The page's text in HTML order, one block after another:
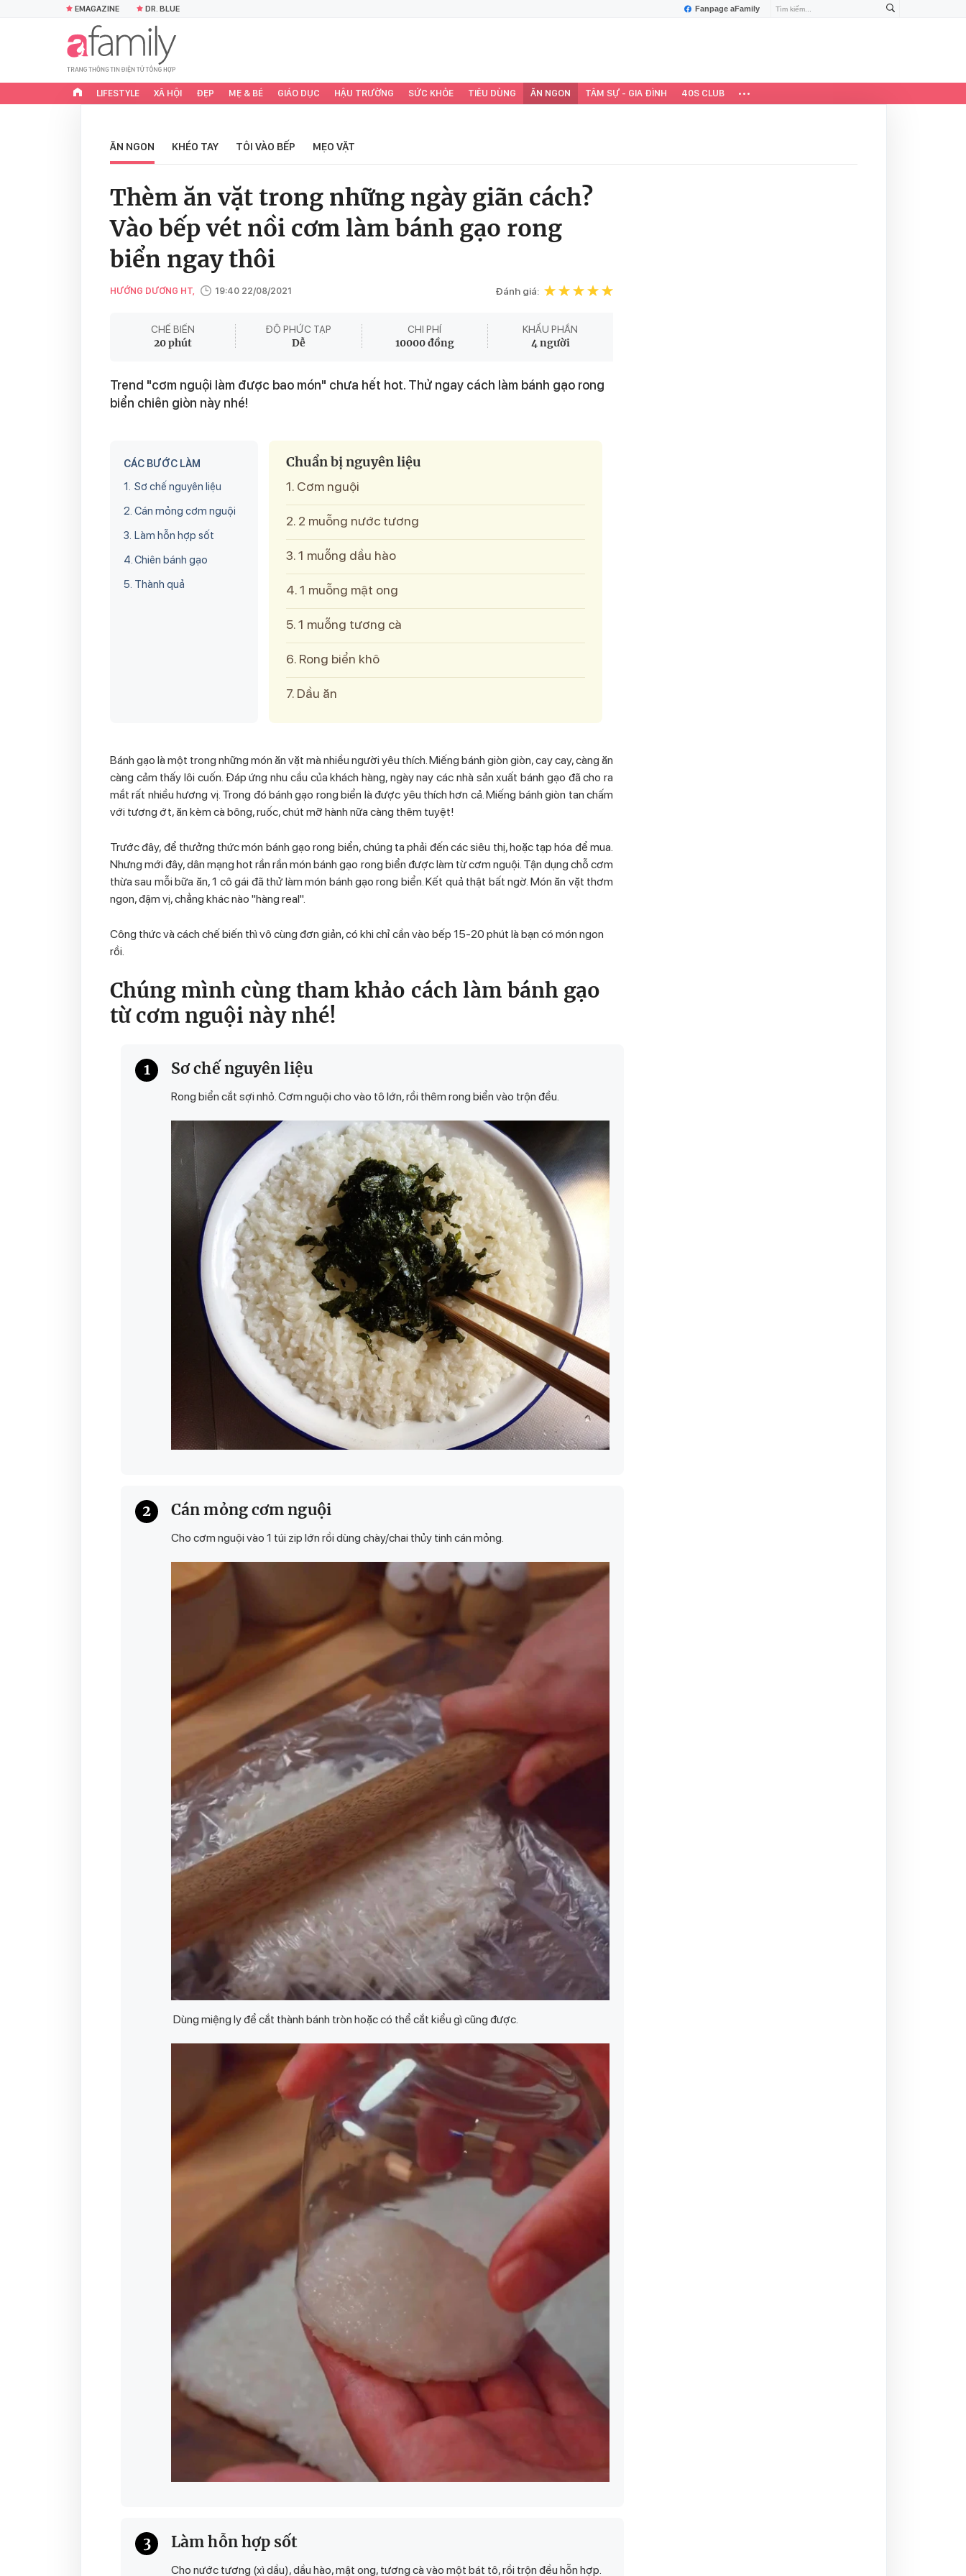
Fanpage aFamily
EMAGAZINE DR. BLUE
LIFESTYLE XÃ HỘI ĐẸP MẸ & BÉ GIÁO DỤC HẬU TRƯỜNG SỨC KHỎE TIÊU DÙNG ĂN NGON TÂM SỰ - GIA ĐÌNH 40S CLUB
ĂN NGON KHÉO TAY TÔI VÀO BẾP MẸO VẶT
Thèm ăn vặt trong những ngày giãn cách?
Vào bếp vét nồi cơm làm bánh gạo rong
biển ngay thôi
HƯỚNG DƯƠNG HT, 19:40 22/08/2021 Đánh giá:
CHẾ BIẾN
20 phút
ĐỘ PHỨC TẠP
Dễ
CHI PHÍ
10000 đồng
KHẨU PHẦN
4 người
Trend "cơm nguội làm được bao món" chưa hết hot. Thử ngay cách làm bánh gạo rong
biển chiên giòn này nhé!
CÁC BƯỚC LÀM
1. Sơ chế nguyên liệu
2. Cán mỏng cơm nguội
3. Làm hỗn hợp sốt
4.Chiên bánh gạo
5. Thành quả
Chuẩn bị nguyên liệu
1. Cơm nguội
2. 2 muỗng nước tương
3. 1 muỗng dầu hào
4. 1 muỗng mật ong
5. 1 muỗng tương cà
6. Rong biển khô
7. Dầu ăn
Bánh gạo là một trong những món ăn vặt mà nhiều người yêu thích. Miếng bánh giòn giòn, cay cay, càng ăn
càng cảm thấy lôi cuốn. Đáp ứng nhu cầu của khách hàng, ngày nay các nhà sản xuất bánh gạo đã cho ra
mắt rất nhiều hương vị. Trong đó bánh gạo rong biển là được yêu thích hơn cả. Miếng bánh giòn tan chấm
với tương ớt, ăn kèm cà bông, ruốc, chút mỡ hành nữa càng thêm tuyệt!
Trước đây, để thưởng thức món bánh gạo rong biển, chúng ta phải đến các siêu thị, hoặc tạp hóa để mua.
Nhưng mới đây, dân mạng hot rần rần món bánh gạo rong biển được làm từ cơm nguội. Tận dụng chỗ cơm
thừa sau mỗi bữa ăn, 1 cô gái đã thử làm món bánh gạo rong biển. Kết quả thật bất ngờ. Món ăn vặt thơm
ngon, đậm vị, chẳng khác nào "hàng real".
Công thức và cách chế biến thì vô cùng đơn giản, có khi chỉ cần vào bếp 15-20 phút là bạn có món ngon
rồi.
Chúng mình cùng tham khảo cách làm bánh gạo
từ cơm nguội này nhé!
1 Sơ chế nguyên liệu
Rong biển cắt sợi nhỏ. Cơm nguội cho vào tô lớn, rồi thêm rong biển vào trộn đều.
2 Cán mỏng cơm nguội
Cho cơm nguội vào 1 túi zip lớn rồi dùng chày/chai thủy tinh cán mỏng.
Dùng miệng ly để cắt thành bánh tròn hoặc có thể cắt kiểu gì cũng được.
3 Làm hỗn hợp sốt
Cho nước tương (xì dầu), dầu hào, mật ong, tương cà vào một bát tô, rồi trộn đều hỗn hợp.